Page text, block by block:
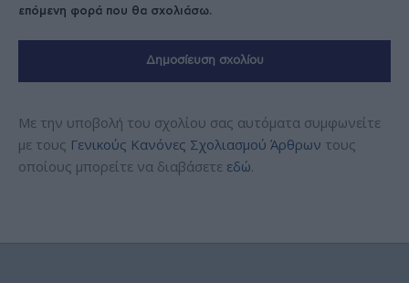
επόμενη φορά που θα σχολιάσω.
Με την υποβολή του σχολίου σας αυτόματα συμφωνείτε
με τους Γενικούς Κανόνες Σχολιασμού Άρθρων τους
οποίους μπορείτε να διαβάσετε εδώ.